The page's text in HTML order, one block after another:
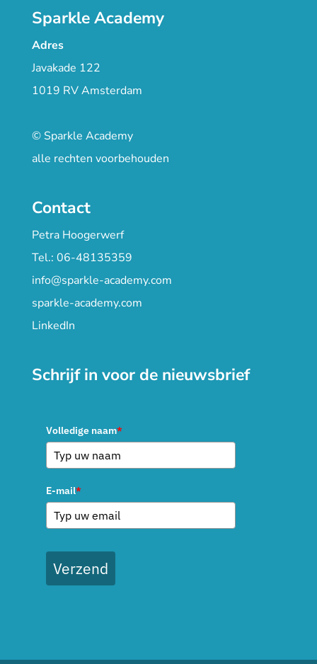
Sparkle Academy
Adres
Javakade 122
1019 RV Amsterdam
© Sparkle Academy
alle rechten voorbehouden
Contact
Petra Hoogerwerf
Tel.: 06-48135359
info@sparkle-academy.com
sparkle-academy.com
LinkedIn
Schrijf in voor de nieuwsbrief
Volledige naam*
E-mail*
Verzend